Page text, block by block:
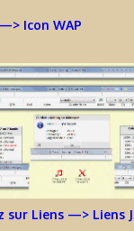
Icon WAP
sur Liens —> Liens